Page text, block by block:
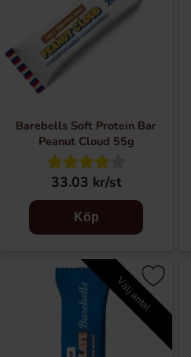
Barebells Soft Protein Bar
Peanut Cloud 55g
33.03 kr/st
Köp
Välj antal